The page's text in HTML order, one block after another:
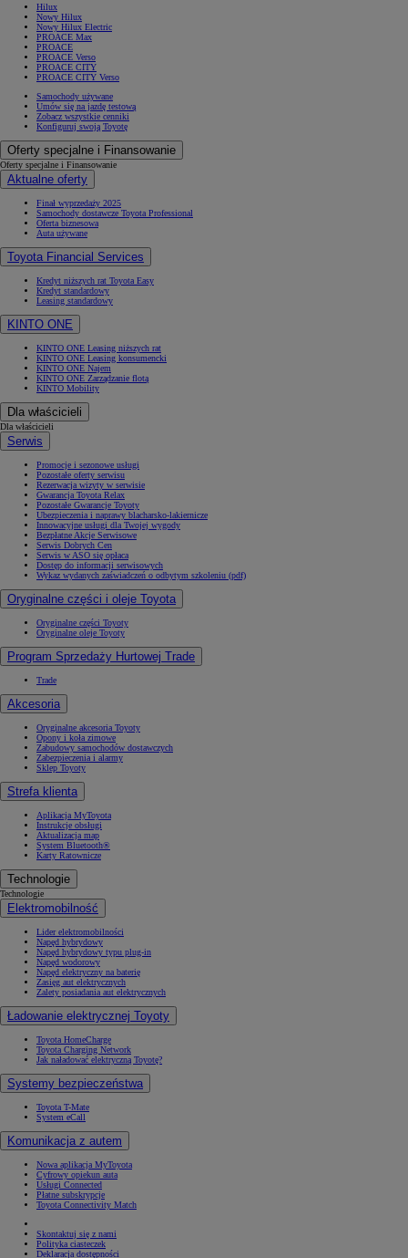
Hilux
Nowy Hilux
Nowy Hilux Electric
PROACE Max
PROACE
PROACE Verso
PROACE CITY
PROACE CITY Verso
Samochody używane
Umów się na jazdę testową
Zobacz wszystkie cenniki
Konfiguruj swoją Toyotę
Oferty specjalne i Finansowanie
Oferty specjalne i Finansowanie
Aktualne oferty
Finał wyprzedaży 2025
Samochody dostawcze Toyota Professional
Oferta biznesowa
Auta używane
Toyota Financial Services
Kredyt niższych rat Toyota Easy
Kredyt standardowy
Leasing standardowy
KINTO ONE
KINTO ONE Leasing niższych rat
KINTO ONE Leasing konsumencki
KINTO ONE Najem
KINTO ONE Zarządzanie flotą
KINTO Mobility
Dla właścicieli
Dla właścicieli
Serwis
Promocje i sezonowe usługi
Pozostałe oferty serwisu
Rezerwacja wizyty w serwisie
Gwarancja Toyota Relax
Pozostałe Gwarancje Toyoty
Ubezpieczenia i naprawy blacharsko-lakiernicze
Innowacyjne usługi dla Twojej wygody
Bezpłatne Akcje Serwisowe
Serwis Dobrych Cen
Serwis w ASO się opłaca
Dostęp do informacji serwisowych
Wykaz wydanych zaświadczeń o odbytym szkoleniu (pdf)
Oryginalne części i oleje Toyota
Oryginalne części Toyoty
Oryginalne oleje Toyoty
Program Sprzedaży Hurtowej Trade
Trade
Akcesoria
Oryginalne akcesoria Toyoty
Opony i koła zimowe
Zabudowy samochodów dostawczych
Zabezpieczenia i alarmy
Sklep Toyoty
Strefa klienta
Aplikacja MyToyota
Instrukcje obsługi
Aktualizacja map
System Bluetooth®
Karty Ratownicze
Technologie
Technologie
Elektromobilność
Lider elektromobilności
Napęd hybrydowy
Napęd hybrydowy typu plug-in
Napęd wodorowy
Napęd elektryczny na baterię
Zasięg aut elektrycznych
Zalety posiadania aut elektrycznych
Ładowanie elektrycznej Toyoty
Toyota HomeCharge
Toyota Charging Network
Jak naładować elektryczną Toyotę?
Systemy bezpieczeństwa
Toyota T-Mate
System eCall
Komunikacja z autem
Nowa aplikacja MyToyota
Cyfrowy opiekun auta
Usługi Connected
Płatne subskrypcje
Toyota Connectivity Match
Skontaktuj się z nami
Polityka ciasteczek
Deklaracja dostępności